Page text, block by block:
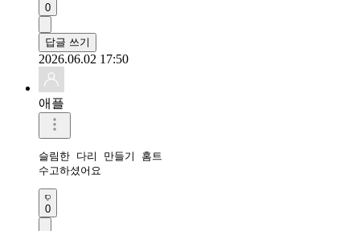
0
답글 쓰기
2026.06.02 17:50
애플
슬림한 다리 만들기 홈트
수고하셨어요
0